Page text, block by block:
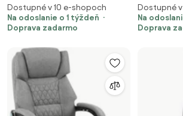
Dostupné v 10 e-shopoch
Na odoslanie o 1 týždeň
Doprava zadarmo
Dostupné
Na
Doprava